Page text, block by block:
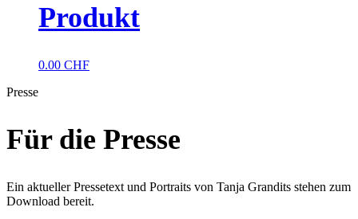
Produkt
0.00 CHF
Presse
Für die Presse
Ein aktueller Pressetext und Portraits von Tanja Grandits stehen zum
Download bereit.